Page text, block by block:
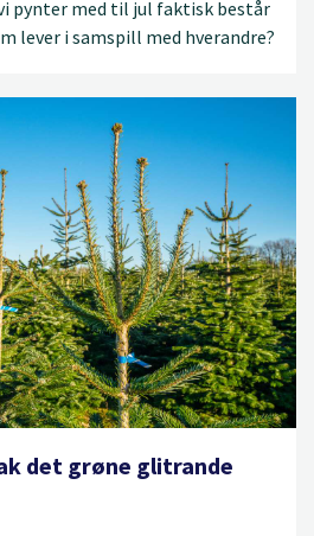
pynter med til jul faktisk består
lever i samspill med hverandre?
det grøne glitrande